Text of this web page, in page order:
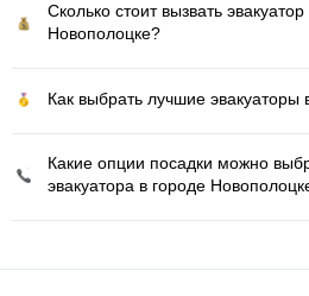
Сколько стоит вызвать
Новополоцке?
Как выбрать лучшие эвакуаторы
Какие опции посадки можно
эвакуатора в городе